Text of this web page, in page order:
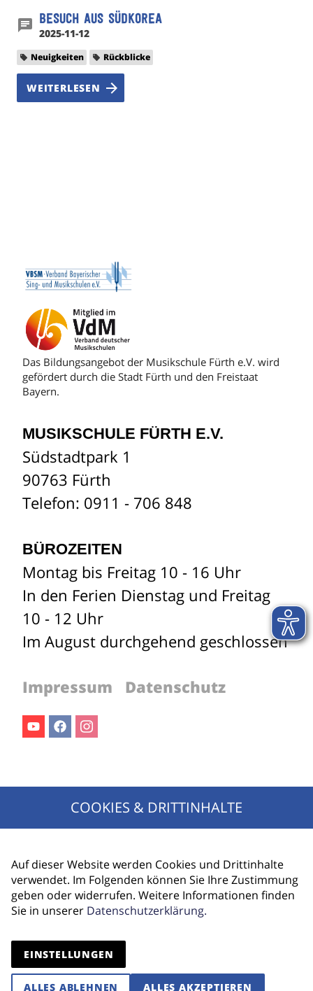
Besuch aus Südkorea
2025-11-12
Neuigkeiten Rückblicke
WEITERLESEN
Das Bildungsangebot der Musikschule Fürth e.V. wird
gefördert durch die Stadt Fürth und den Freistaat
Bayern.
MUSIKSCHULE FÜRTH E.V.
Südstadtpark 1
90763 Fürth
Telefon: 0911 - 706 848
BÜROZEITEN
Montag bis Freitag 10 - 16 Uhr
In den Ferien Dienstag und Freitag
10 - 12 Uhr
Im August durchgehend geschlossen
Impressum Datenschutz
Jetzt für den Newsletter anmelden!
ANMELDEN
COOKIES & DRITTINHALTE
Auf dieser Website werden Cookies und Drittinhalte
verwendet. Im Folgenden können Sie Ihre Zustimmung
geben oder widerrufen. Weitere Informationen finden
Sie in unserer Datenschutzerklärung.
EINSTELLUNGEN
ALLES ABLEHNEN ALLES AKZEPTIEREN